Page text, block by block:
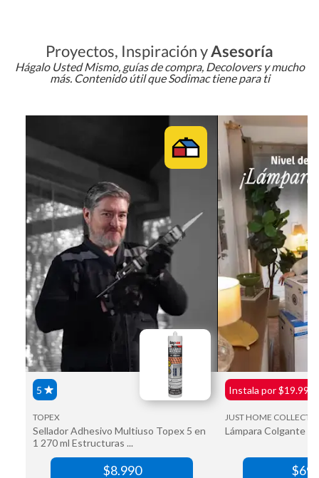
Proyectos, Inspiración yAsesoría
Hágalo Usted Mismo, guías de compra, Decolovers y mucho
más. Contenido útil que Sodimac tiene para ti